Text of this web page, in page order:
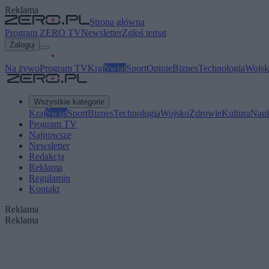
Reklama
Strona główna
Program ZERO TVNewsletterZgłoś temat
Zaloguj
Na żywoProgram TVKrajŚwiatSportOpinieBiznesTechnologia
Wszystkie kategorie
KrajŚwiatSportBiznesTechnologiaWojskoZdrowieKultura
Program TV
Najnowsze
Newsletter
Redakcja
Reklama
Regulamin
Kontakt
Reklama
Reklama